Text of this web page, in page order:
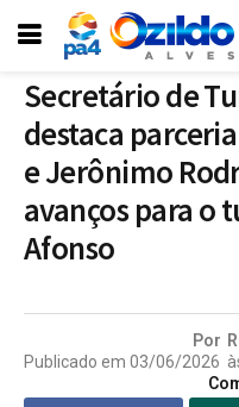
Secretário de
destaca
e Jerônimo
avanços para o
Afonso
Por
Publicado em 03/06/2026